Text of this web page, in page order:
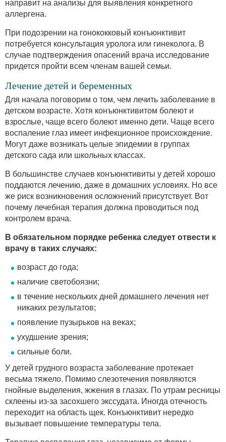
направит на анализы для выявления конкретного
аллергена.
При подозрении на гонококковый конъюнктивит
потребуется консультация уролога или гинеколога. В
случае подтверждения опасений врача исследование
придется пройти всем членам вашей семьи.
Лечение детей и беременных
Для начала поговорим о том, чем лечить заболевание в
детском возрасте. Хотя конъюнктивитом болеют и
взрослые, чаще всего болеют именно дети. Чаще всего
воспаление глаз имеет инфекционное происхождение.
Могут даже возникать целые эпидемии в группах
детского сада или школьных классах.
В большинстве случаев конъюнктивиты у детей хорошо
поддаются лечению, даже в домашних условиях. Но все
же риск возникновения осложнений присутствует. Вот
почему лечебная терапия должна проводиться под
контролем врача.
В обязательном порядке ребенка следует отвести к
врачу в таких случаях:
возраст до года;
наличие светобоязни;
в течение нескольких дней домашнего лечения нет
никаких результатов;
появление пузырьков на веках;
ухудшение зрения;
сильные боли.
У детей грудного возраста заболевание протекает
весьма тяжело. Помимо слезотечения появляются
гнойные выделения, жжения в глазах. По утрам ресницы
склеены из-за засохшего экссудата. Иногда отечность
переходит на область щек. Конъюнктивит нередко
вызывает повышение температуры тела.